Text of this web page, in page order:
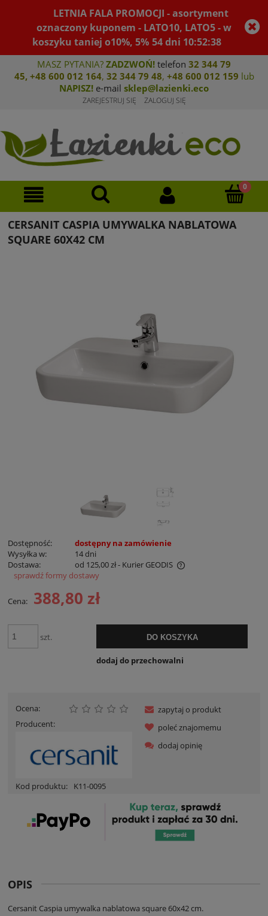
LETNIA FALA PROMOCJI - asortyment
oznaczony kuponem - LATO10, LATO5 - w
koszyku taniej o10%, 5% 54dni 10:52:38
MASZ PYTANIA? ZADZWOŃ! telefon 32 344 79
45, +48 600 012 164, 32 344 79 48, +48 600 012 159 lub
NAPISZ! e-mail sklep@lazienki.eco
ZAREJESTRUJ SIĘ ZALOGUJ SIĘ
CERSANIT CASPIA UMYWALKA NABLATOWA
SQUARE 60X42 CM
Dostępność:
dostępny na zamówienie
Wysyłka w:
14 dni
Dostawa:
od 125,00 zł- Kurier GEODIS
Cena nie zawiera ewentualnych kosztów płatności
sprawdź formy dostawy
Cena: 388,80 zł
szt. DO KOSZYKA
dodaj do przechowalni
Ocena:
Producent:
Kod produktu: K11-0095
zapytaj o produkt
poleć znajomemu
dodaj opinię
OPIS
Cersanit Caspia umywalka nablatowa square 60x42 cm.